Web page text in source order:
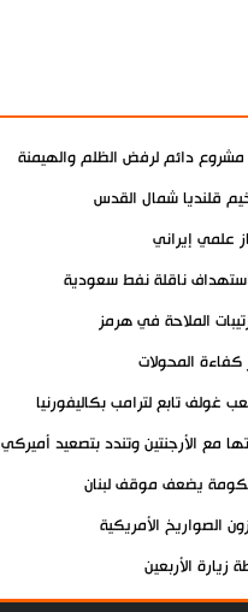
مشروع دائم لرفض الظلم والهيمنة
قلنديا شمال القدس
علمي إيراني
استهداف ناقلة نفط سعودية
الملاحة في هرمز
كفاءة المحولات
تابع لترامب بكاليفورنيا
مع الأرجنتين وتندد بتصعيد أميركي
يضعف موقف لبنان
الصواريخ الأمريكية
زيارة الأربعين
عن سيادتها